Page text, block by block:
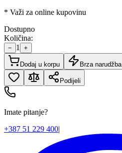
* Važi za online kupovinu
Dostupno
Količina:
− 1 +
Dodaj u korpu Brza narudžba
Podijeli
Imate pitanje?
+387 51 229 400|